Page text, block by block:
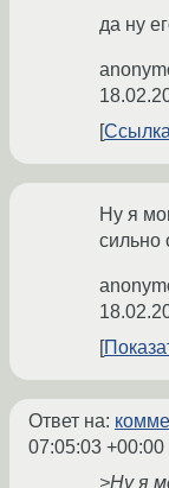
да ну
Ну я
сильно
Ответ на:
07:05:03 +00:00
>Ну я